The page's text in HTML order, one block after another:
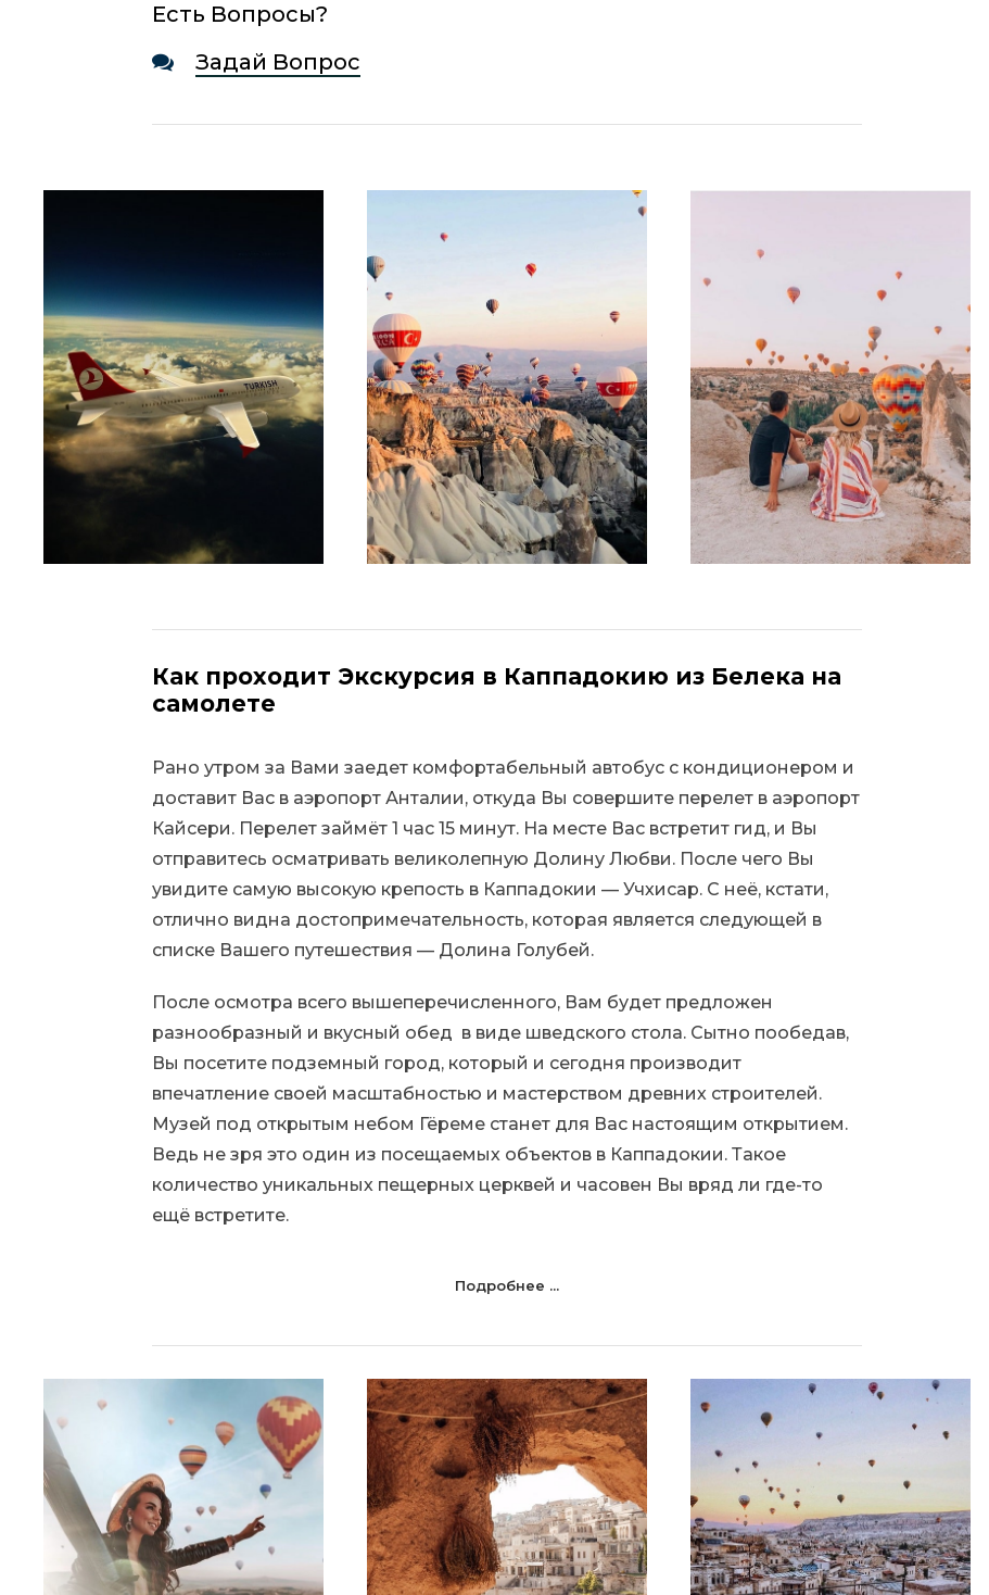
Есть Вопросы?
Задай Вопрос
Как проходит Экскурсия в Каппадокию из Белека на
самолете
Рано утром за Вами заедет комфортабельный автобус с кондиционером и
доставит Вас в аэропорт Анталии, откуда Вы совершите перелет в аэропорт
Кайсери. Перелет займёт 1 час 15 минут. На месте Вас встретит гид, и Вы
отправитесь осматривать великолепную Долину Любви. После чего Вы
увидите самую высокую крепость в Каппадокии — Учхисар. С неё, кстати,
отлично видна достопримечательность, которая является следующей в
списке Вашего путешествия — Долина Голубей.
После осмотра всего вышеперечисленного, Вам будет предложен
разнообразный и вкусный обед в виде шведского стола. Сытно пообедав,
Вы посетите подземный город, который и сегодня производит
впечатление своей масштабностью и мастерством древних строителей.
Музей под открытым небом Гёреме станет для Вас настоящим открытием.
Ведь не зря это один из посещаемых объектов в Каппадокии. Такое
количество уникальных пещерных церквей и часовен Вы вряд ли где-то
ещё встретите.
Подробнее ...